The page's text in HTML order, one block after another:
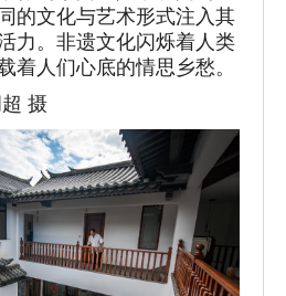
的文化与艺术形式注入其
力。非遗文化闪烁着人类
着人们心底的情思乡愁。
摄